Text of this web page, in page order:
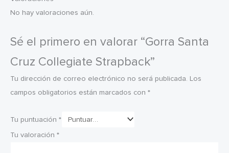
No hay valoraciones aún.
Sé el primero en valorar “Gorra Santa
Cruz Collegiate Strapback”
Tu dirección de correo electrónico no será publicada. Los
campos obligatorios están marcados con *
Tu puntuación *
Tu valoración *